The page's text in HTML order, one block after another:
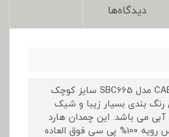
دیدگاه‌ها
چمدان کابین CABIN مدل SBC665 سایز کوچک
رنگ بندی بسیار زیبا و شیک
آبی می باشد. این چمدان هارد
کیس زیبا از جنس رویه 100% پی سی فوق العاده